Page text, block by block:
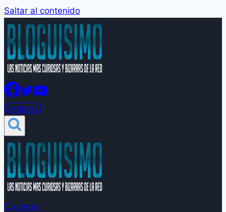
Saltar al contenido
Groleros!
Groleros!